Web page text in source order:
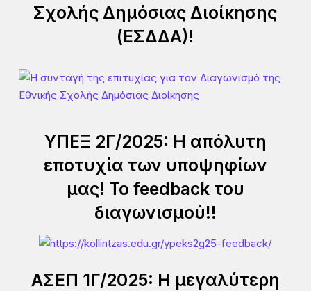
Σχολής Δημόσιας Διοίκησης
(ΕΣΔΔΑ)!
ΥΠΕΞ 2Γ/2025: Η απόλυτη
εποτυχία των υποψηφίων
μας! Το feedback του
διαγωνισμού!!
ΑΣΕΠ 1Γ/2025: Η μεγαλύτερη